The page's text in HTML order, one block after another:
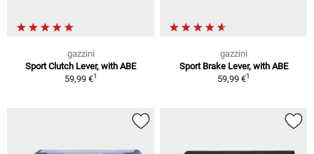
gazzini
Sport Clutch Lever, with ABE
59,99 €1
gazzini
Sport Brake Lever, with ABE
59,99 €1